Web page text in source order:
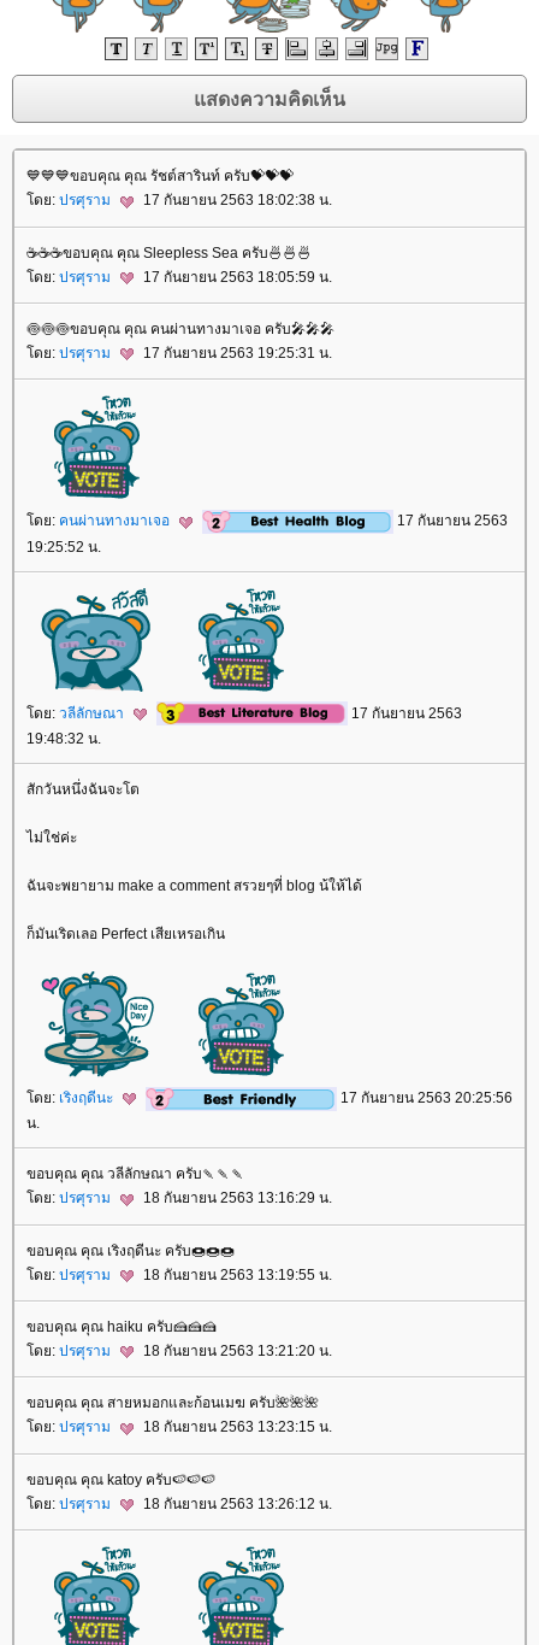
💙💙💙ขอบคุณ คุณ รัชต์สารินท์ ครับ💝💝💝
ดย: ปรศุราม 17 กันยายน 2563 18:02:38 น.
☕☕☕ขอบคุณ คุณ Sleepless Sea ครับ🍜🍜🍜
ดย: ปรศุราม 17 กันยายน 2563 18:05:59 น.
🍥🍥🍥ขอบคุณ คุณ คนผ่านทางมาเจอ ครับ🎤🎤🎤
ดย: ปรศุราม 17 กันยายน 2563 19:25:31 น.
ดย: คนผ่านทางมาเจอ
17 กันยายน 2563
19:25:52 น.
ดย: วลีลักษณา
17 กันยายน 2563
19:48:32 น.
สักวันหนึ่งฉันจะโต
ไม่ใช่ค่ะ
ฉันจะพยายาม make a comment สรวยๆที่ blog น้ให้ได้
ก็มันเริดเลอ Perfect เสียเหรอเกิน
ดย: เริงฤดีนะ
17 กันยายน 2563 20:25:56
น.
ขอบคุณ คุณ วลีลักษณา ครับ🍡🍡🍡
ดย: ปรศุราม 18 กันยายน 2563 13:16:29 น.
ขอบคุณ คุณ เริงฤดีนะ ครับ🍩🍩🍩
ดย: ปรศุราม 18 กันยายน 2563 13:19:55 น.
ขอบคุณ คุณ haiku ครับ🍰🍰🍰
ดย: ปรศุราม 18 กันยายน 2563 13:21:20 น.
ขอบคุณ คุณ สายหมอกและก้อนเมฆ ครับ🌺🌺🌺
ดย: ปรศุราม 18 กันยายน 2563 13:23:15 น.
ขอบคุณ คุณ katoy ครับ🍉🍉🍉
ดย: ปรศุราม 18 กันยายน 2563 13:26:12 น.